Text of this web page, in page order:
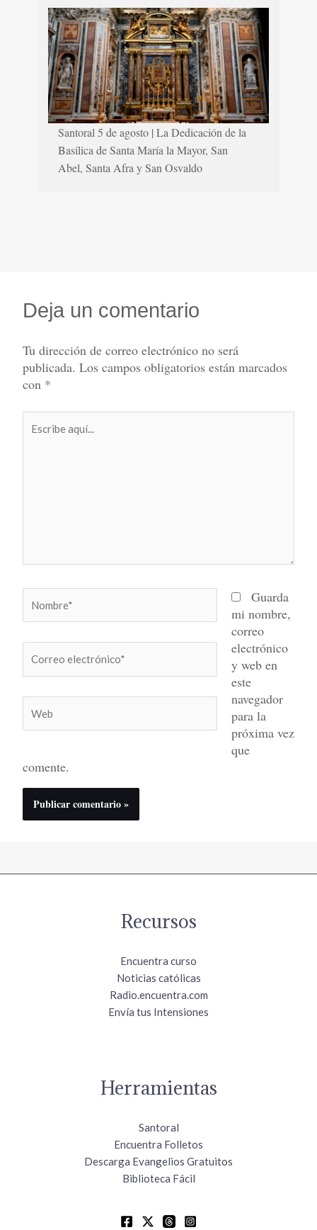
Santoral 5 de agosto | La Dedicación de la
Basílica de Santa María la Mayor, San
Abel, Santa Afra y San Osvaldo
Deja un comentario
Tu dirección de correo electrónico no será
publicada. Los campos obligatorios están marcados
con *
aquí...
electrónico*
Guarda
mi nombre,
correo
electrónico
y web en
este
navegador
para la
próxima vez
que
comente.
Recursos
Encuentra curso
Noticias católicas
Radio.encuentra.com
Envía tus Intensiones
Herramientas
Santoral
Encuentra Folletos
Descarga Evangelios Gratuitos
Biblioteca Fácil